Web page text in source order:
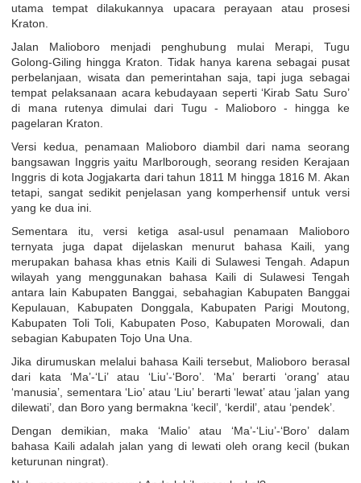
utama tempat dilakukannya upacara perayaan atau prosesi
Kraton.
Jalan Malioboro menjadi penghubung mulai Merapi, Tugu
Golong-Giling hingga Kraton. Tidak hanya karena sebagai pusat
perbelanjaan, wisata dan pemerintahan saja, tapi juga sebagai
tempat pelaksanaan acara kebudayaan seperti ‘Kirab Satu Suro’
di mana rutenya dimulai dari Tugu - Malioboro - hingga ke
pagelaran Kraton.
Versi kedua, penamaan Malioboro diambil dari nama seorang
bangsawan Inggris yaitu Marlborough, seorang residen Kerajaan
Inggris di kota Jogjakarta dari tahun 1811 M hingga 1816 M. Akan
tetapi, sangat sedikit penjelasan yang komperhensif untuk versi
yang ke dua ini.
Sementara itu, versi ketiga asal-usul penamaan Malioboro
ternyata juga dapat dijelaskan menurut bahasa Kaili, yang
merupakan bahasa khas etnis Kaili di Sulawesi Tengah. Adapun
wilayah yang menggunakan bahasa Kaili di Sulawesi Tengah
antara lain Kabupaten Banggai, sebahagian Kabupaten Banggai
Kepulauan, Kabupaten Donggala, Kabupaten Parigi Moutong,
Kabupaten Toli Toli, Kabupaten Poso, Kabupaten Morowali, dan
sebagian Kabupaten Tojo Una Una.
Jika dirumuskan melalui bahasa Kaili tersebut, Malioboro berasal
dari kata ‘Ma’-‘Li’ atau ‘Liu’-‘Boro’. ‘Ma’ berarti ‘orang’ atau
‘manusia’, sementara ‘Lio’ atau ‘Liu’ berarti ‘lewat’ atau ‘jalan yang
dilewati’, dan Boro yang bermakna ‘kecil’, ‘kerdil’, atau ‘pendek’.
Dengan demikian, maka ‘Malio’ atau ‘Ma’-‘Liu’-‘Boro’ dalam
bahasa Kaili adalah jalan yang di lewati oleh orang kecil (bukan
keturunan ningrat).